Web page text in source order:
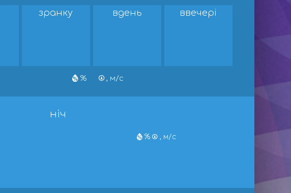
зранку вдень ввечері
% , м/с
ніч
% , м/с